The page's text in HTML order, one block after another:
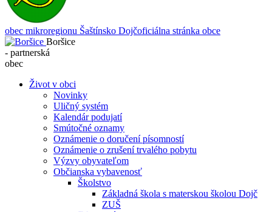
obec mikroregionu Šaštínsko Dojčoficiálna stránka obce
Boršice
- partnerská
obec
Život v obci
Novinky
Uličný systém
Kalendár podujatí
Smútočné oznamy
Oznámenie o doručení písomností
Oznámenie o zrušení trvalého pobytu
Výzvy obyvateľom
Občianska vybavenosť
Školstvo
Základná škola s materskou školou Dojč
ZUŠ